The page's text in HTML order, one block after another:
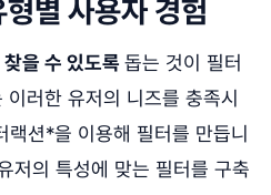
별 사용자 경험
을 수 있도록 돕는 것이 필터
러한 유저의 니즈를 충족시
션*을 이용해 필터를 만듭니
저의 특성에 맞는 필터를 구축